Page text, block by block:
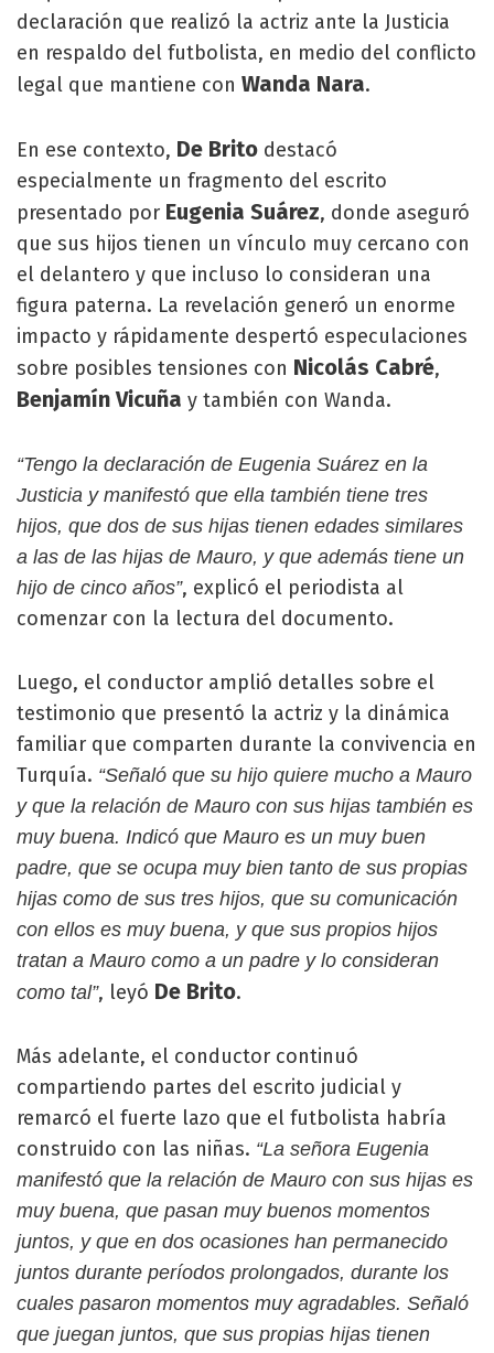
declaración que realizó la actriz ante la Justicia
en respaldo del futbolista, en medio del conflicto
legal que mantiene con Wanda Nara.
En ese contexto, De Brito destacó
especialmente un fragmento del escrito
presentado por Eugenia Suárez, donde aseguró
que sus hijos tienen un vínculo muy cercano con
el delantero y que incluso lo consideran una
figura paterna. La revelación generó un enorme
impacto y rápidamente despertó especulaciones
sobre posibles tensiones con Nicolás Cabré,
Benjamín Vicuña y también con Wanda.
“Tengo la declaración de Eugenia Suárez en la
Justicia y manifestó que ella también tiene tres
hijos, que dos de sus hijas tienen edades similares
a las de las hijas de Mauro, y que además tiene un
hijo de cinco años”, explicó el periodista al
comenzar con la lectura del documento.
Luego, el conductor amplió detalles sobre el
testimonio que presentó la actriz y la dinámica
familiar que comparten durante la convivencia en
Turquía. “Señaló que su hijo quiere mucho a Mauro
y que la relación de Mauro con sus hijas también es
muy buena. Indicó que Mauro es un muy buen
padre, que se ocupa muy bien tanto de sus propias
hijas como de sus tres hijos, que su comunicación
con ellos es muy buena, y que sus propios hijos
tratan a Mauro como a un padre y lo consideran
como tal”, leyó De Brito.
Más adelante, el conductor continuó
compartiendo partes del escrito judicial y
remarcó el fuerte lazo que el futbolista habría
construido con las niñas. “La señora Eugenia
manifestó que la relación de Mauro con sus hijas es
muy buena, que pasan muy buenos momentos
juntos, y que en dos ocasiones han permanecido
juntos durante períodos prolongados, durante los
cuales pasaron momentos muy agradables. Señaló
que juegan juntos, que sus propias hijas tienen